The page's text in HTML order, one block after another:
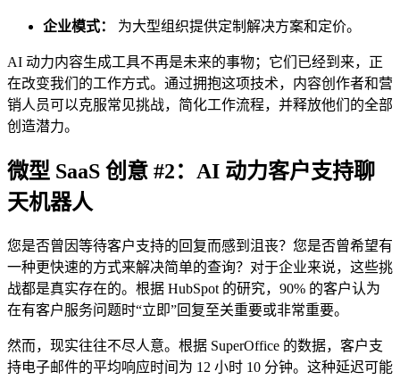
企业模式： 为大型组织提供定制解决方案和定价。
AI 动力内容生成工具不再是未来的事物；它们已经到来，正
在改变我们的工作方式。通过拥抱这项技术，内容创作者和营
销人员可以克服常见挑战，简化工作流程，并释放他们的全部
创造潜力。
微型 SaaS 创意 #2：AI 动力客户支持聊
天机器人
您是否曾因等待客户支持的回复而感到沮丧？您是否曾希望有
一种更快速的方式来解决简单的查询？对于企业来说，这些挑
战都是真实存在的。根据 HubSpot 的研究，90% 的客户认为
在有客户服务问题时“立即”回复至关重要或非常重要。
然而，现实往往不尽人意。根据 SuperOffice 的数据，客户支
持电子邮件的平均响应时间为 12 小时 10 分钟。这种延迟可能